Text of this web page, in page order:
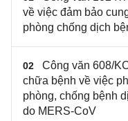
về việc đảm bảo
phòng chống dịch
02
Công văn 608/
chữa bệnh về việc
phòng, chống bệnh
do MERS-CoV